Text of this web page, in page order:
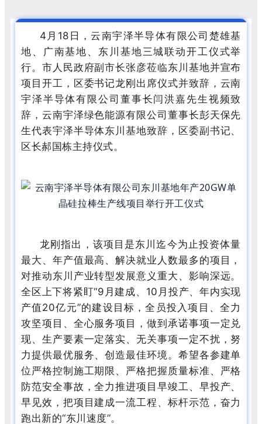
4月18日，云南宇泽半导体有限公司楚雄基
地、广南基地、东川基地三城联动开工仪式举
行。市人民政府副市长张彦莅临东川基地并宣布
项目开工，区委书记龙刚出席仪式并致辞，云南
宇泽半导体有限公司董事长闫洪嘉先生视频致
辞，云南宇泽绿色能源有限公司董事长彭天保先
生代表宇泽半导体东川基地致辞，区委副书记、
区长郝国栋主持仪式。
龙刚指出，该项目是东川迄今为止投资体量
最大、年产值最高、解决就业人数最多的项目，
对推动东川产业转型发展意义重大、影响深远。
全区上下将紧盯“9月建成、10月投产、年内实现
产值20亿元”的建设目标，全员投入项目、全力
攻坚项目、全心服务项目，做到承诺事项一定兑
现、生产要素一定落实、无关事项一定不扰，努
力提供最优服务、创造最佳环境。希望各参建单
位严格控制施工期限、严格把握质量标准、严格
防范安全事故，全力推进项目早竣工、早投产、
早见效，把项目建成一流工程、标杆示范，奋力
跑出新的“东川速度”。